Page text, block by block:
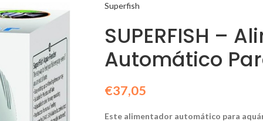
Superfish
SUPERFISH –
Automático
€37,05
Este alimentador automático para